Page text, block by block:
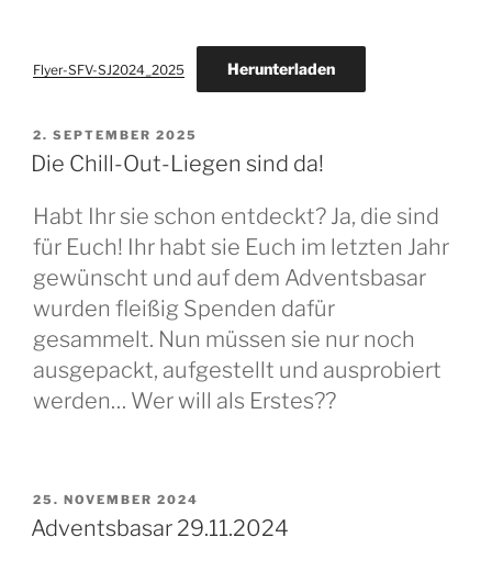
Flyer-SFV-SJ2024_2025 Herunterladen
VERÖFFENTLICHT
AM
2. SEPTEMBER 2025
Die Chill-Out-Liegen sind da!
Habt Ihr sie schon entdeckt? Ja, die sind
für Euch! Ihr habt sie Euch im letzten Jahr
gewünscht und auf dem Adventsbasar
wurden fleißig Spenden dafür
gesammelt. Nun müssen sie nur noch
ausgepackt, aufgestellt und ausprobiert
werden… Wer will als Erstes??
VERÖFFENTLICHT
AM
25. NOVEMBER 2024
Adventsbasar 29.11.2024